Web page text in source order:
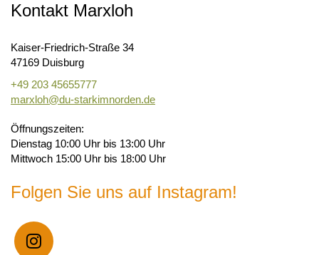
Kontakt Marxloh
Kaiser-Friedrich-Straße 34
47169 Duisburg
+49 203 45655777
marxloh@du-starkimnorden.de
Öffnungszeiten:
Dienstag 10:00 Uhr bis 13:00 Uhr
Mittwoch 15:00 Uhr bis 18:00 Uhr
Folgen Sie uns auf Instagram!